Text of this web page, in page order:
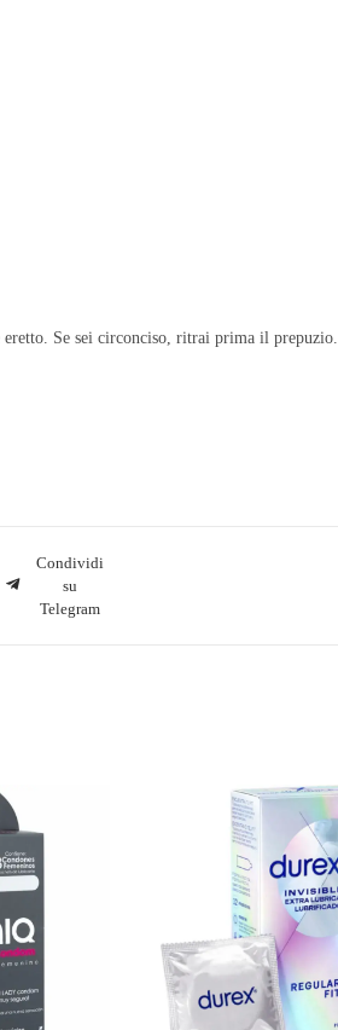
Se sei circonciso, ritrai prima il prepuzio.
Condividi
su
Telegram